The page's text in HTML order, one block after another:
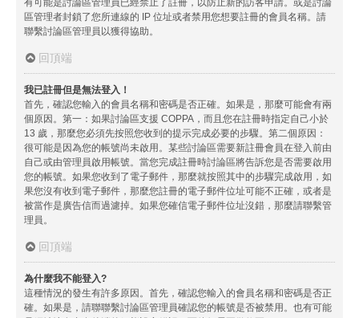
有可能是討論區管理員已經禁止了註冊，以防止新的訪客申請。或是討論
區管理者封鎖了您所連線的 IP 位址或者禁用您想要註冊的會員名稱。請
聯繫討論區管理員以獲得協助。
回頂端
我已註冊但是無法登入！
首先，確認您輸入的會員名稱和密碼是否正確。如果是，那麼可能會有兩
個原因。第一：如果討論區支援 COPPA，而且您在註冊時指定自己小於
13 歲，那麼您必須先按照您收到的提示完成必要的步驟。第二個原因：
很可能是因為您的帳號尚未啟用。某些討論區需要新註冊會員在登入前由
自己或由管理員啟用帳號。當您完成註冊時討論區將告訴您是否需要啟用
您的帳號。如果您收到了電子郵件，那麼就按照其中的步驟完成啟用，如
果您沒有收到電子郵件，那麼您註冊的電子郵件位址可能不正確，或者是
被當作是廣告信而過濾掉。如果您確信電子郵件位址沒錯，那麼請聯繫管
理員。
回頂端
為什麼我不能登入?
這種情況的發生有許多原因。首先，確認您輸入的會員名稱和密碼是否正
確。如果是，請聯聯繫討論區管理員確認您的帳號是否被禁用。也有可能